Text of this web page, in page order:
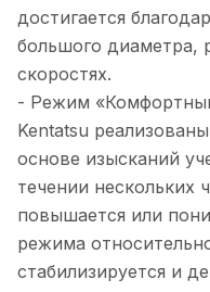
достигается
большого диаметра,
скоростях.
- Режим
Kentatsu
основе изысканий
течении нескольких
повышается или
режима
стабилизируется и